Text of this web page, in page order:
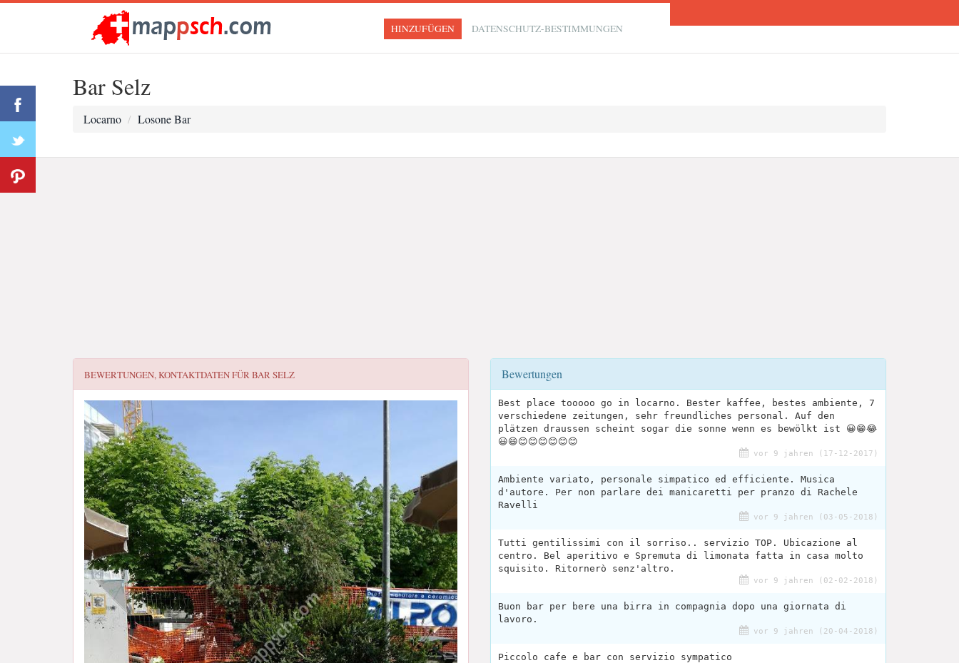
HINZUFÜGEN DATENSCHUTZ-BESTIMMUNGEN
Bar Selz
Locarno Losone Bar
BEWERTUNGEN, KONTAKTDATEN FÜRBAR SELZ Bewertungen
Best place tooooo go in locarno. Bester kaffee, bestes ambiente, 7
verschiedene zeitungen, sehr freundliches personal. Auf den
plätzen draussen scheint sogar die sonne wenn es bewölkt ist 😀😁😂
😃😄😊😊😊😊😊😊
vor 9 jahren (17-12-2017)
Ambiente variato, personale simpatico ed efficiente. Musica
d'autore. Per non parlare dei manicaretti per pranzo di Rachele
Ravelli
vor 9 jahren (03-05-2018)
Tutti gentilissimi con il sorriso.. servizio TOP. Ubicazione al
centro. Bel aperitivo e Spremuta di limonata fatta in casa molto
squisito. Ritornerò senz'altro.
vor 9 jahren (02-02-2018)
Buon bar per bere una birra in compagnia dopo una giornata di
lavoro.
vor 9 jahren (20-04-2018)
Piccolo cafe e bar con servizio sympatico